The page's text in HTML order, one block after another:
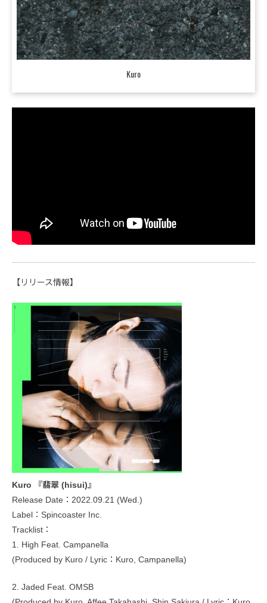
Kuro
【リリース情報】
Kuro 『翡翠 (hisui)』
Release Date：2022.09.21 (Wed.)
Label：Spincoaster Inc.
Tracklist：
1. High Feat. Campanella
(Produced by Kuro / Lyric：Kuro, Campanella)
2. Jaded Feat. OMSB